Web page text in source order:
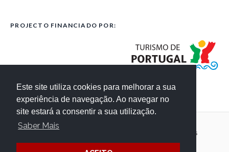
Este site utiliza cookies para melhorar a sua
experiência de navegação. Ao navegar no
site estará a consentir a sua utilização.
Saber Mais
PROJECTO FINANCIADO POR:
Código de Conduta
Termos e Condições